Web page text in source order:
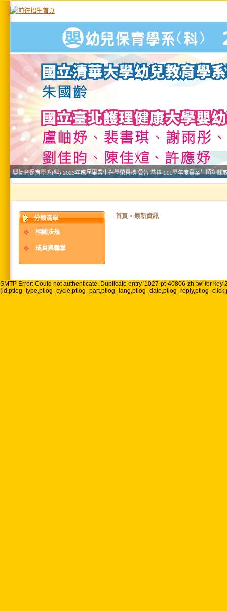
分類清單
相關法規
成員與職掌
首頁 > 最新資訊
SMTP Error: Could not authenticate. Duplicate entry '1027-pt-40806-zh-tw' for key